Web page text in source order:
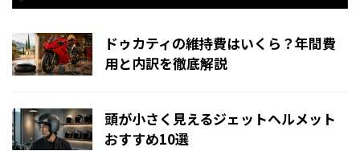
ドゥカティの維持費はいくら？年間費
用と内訳を徹底解説
頭が小さく見えるジェットヘルメット
おすすめ10選